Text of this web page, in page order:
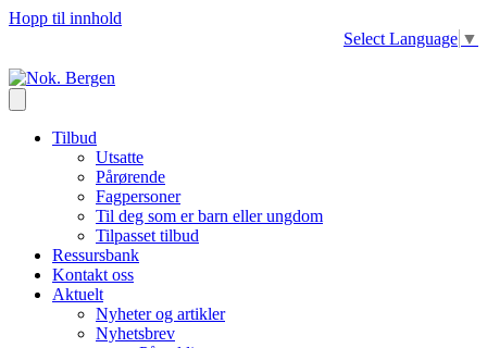
Hopp til innhold
Select Language ▼
Tilbud
Utsatte
Pårørende
Fagpersoner
Til deg som er barn eller ungdom
Tilpasset tilbud
Ressursbank
Kontakt oss
Aktuelt
Nyheter og artikler
Nyhetsbrev